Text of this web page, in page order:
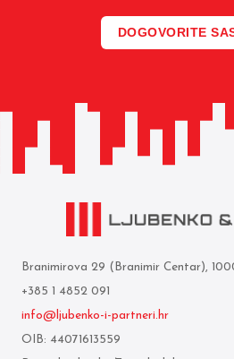
DOGOVORITE
Branimirova 29 (Branimir Centar),
+385 1 4852 091
info@ljubenko-i-partneri.hr
OIB: 44071613559